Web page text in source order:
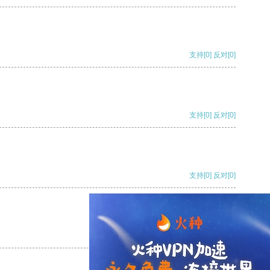
支持[0] 反对[0]
支持[0] 反对[0]
支持[0] 反对[0]